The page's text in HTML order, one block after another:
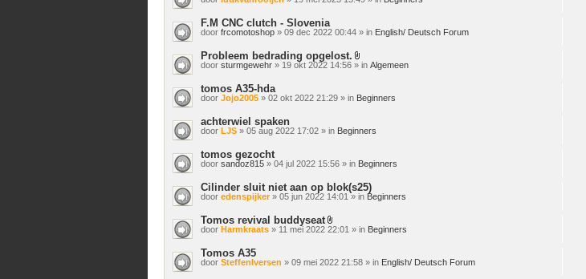
F.M CNC clutch - Slovenia
door frcomotoshop» 09 dec 2022 00:44 » in English/ Deutsch Forum
Probleem bedrading opgelost.
Bijlage(n)
door sturmgewehr» 19 okt 2022 14:56 » in Algemeen
tomos A35-hda
door Jojo2005» 02 okt 2022 21:29 » in Beginners
achterwiel spaken
door LJS» 05 aug 2022 17:02 » in Beginners
tomos gezocht
door sandoz815» 04 jul 2022 15:56 » in Beginners
Cilinder sluit niet aan op blok(s25)
door edenspijker» 05 jun 2022 14:01 » in Beginners
Tomos revival buddyseat
Bijlage(n)
door Harmkraats» 11 mei 2022 22:01 » in Beginners
Tomos A35
door SteffenIversen » 09 mei 2022 21:58 » in English/ Deutsch Forum